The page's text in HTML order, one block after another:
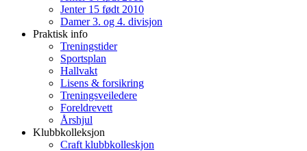
Jenter 15 født 2010
Damer 3. og 4. divisjon
Praktisk info
Treningstider
Sportsplan
Hallvakt
Lisens & forsikring
Treningsveiledere
Foreldrevett
Årshjul
Klubbkolleksjon
Craft klubbkolleskjon